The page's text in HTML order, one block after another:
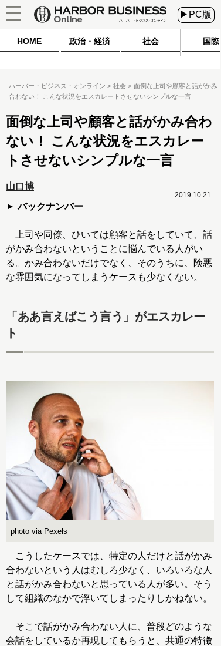
▶PC版
HOME 政治・経済 社会 国際
ハーバー・ビジネス・オンライン 社会
面倒な上司や顧客と話がかみ
合わない！ こんな状況をエスカレートさせないシンプルな一言
面倒な上司や顧客と話がかみ合わ
ない！ こんな状況をエスカレー
トさせないシンプルな一言
山口博
バックナンバー
2019.10.21
上司や同僚、ひいては顧客と話をしていて、話
がかみ合わないということに悩んでいる人がい
る。かみ合わないだけでなく、そのうちに、険悪
な雰囲気になってしまうケースも少なくない。
「ああ言えばこう言う」がエスカレー
ト
photo via Pexels
こうしたケースでは、特定の人だけと話がかみ
合わないという人はむしろ少なく、いろいろな人
と話がかみ合わないと思っている人が多い。そう
して組織のなかで浮いてしまったりしかねない。
そこで話がかみ合わない人に、普段どのような
会話をしているか再現してもらうと、共通の特徴